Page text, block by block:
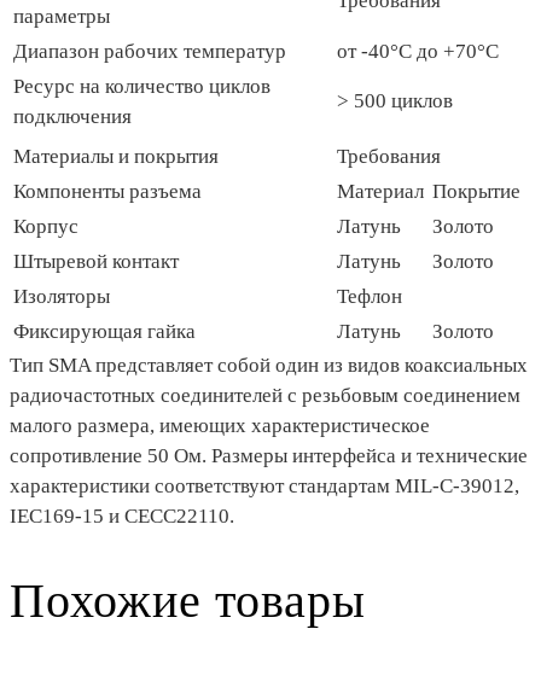
параметры
Диапазон рабочих температур
от -40°C до +70°C
Ресурс на количество циклов
подключения
> 500 циклов
Материалы и покрытия
Требования
Компоненты разъема
Материал Покрытие
Корпус
Латунь
Золото
Штыревой контакт
Латунь
Золото
Изоляторы
Тефлон
Фиксирующая гайка
Латунь
Золото
Тип SMA представляет собой один из видов коаксиальных
радиочастотных соединителей с резьбовым соединением
малого размера, имеющих характеристическое
сопротивление 50 Ом. Размеры интерфейса и технические
характеристики соответствуют стандартам MIL-C-39012,
IEC169-15 и CECC22110.
Похожие товары